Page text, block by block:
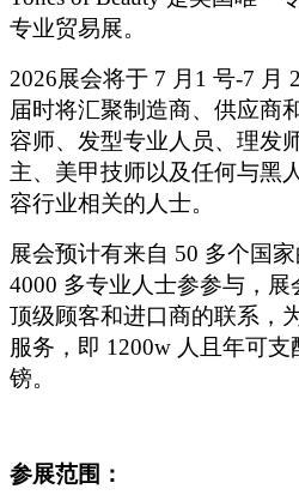
专业贸易展。
2026展会将于 7 月1 号-7 月
届时将汇聚制造商、供应商
容师、发型专业人员、理发
主、美甲技师以及任何与黑
容行业相关的人士。
展会预计有来自 50 多个国家
4000 多专业人士参参与，
顶级顾客和进口商的联系，
服务，即 1200w 人且年可
镑。
参展范围：